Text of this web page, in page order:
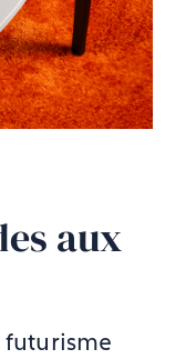
aux
futurisme